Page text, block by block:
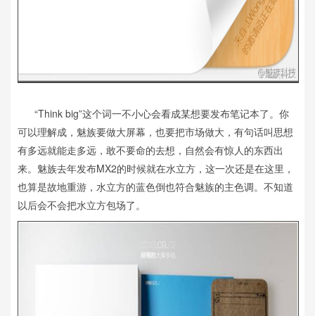
“Think big”这个词一不小心会看成某想要发布笔记本了。你
可以理解成，魅族要做大屏幕，也要把市场做大，有句话叫思想
有多远就能走多远，敢不要命的去想，自然会有惊人的东西出
来。魅族去年发布MX2的时候就在水立方，这一次还是在这里，
也算是故地重游，水立方的蓝色倒也符合魅族的主色调。不知道
以后会不会把水立方包场了。